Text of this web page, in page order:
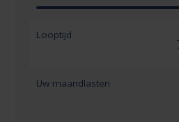
Looptijd
Uw maandlasten